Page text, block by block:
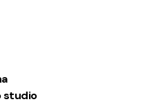
studio